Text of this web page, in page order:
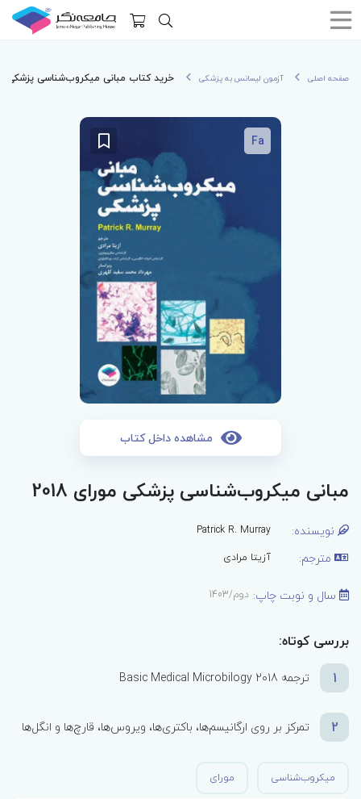
صفحه اصلی آزمون لیسانس به پزشکی خرید کتاب مبانی میکروب‌شناسی پزشکی
Fa
مشاهده داخل کتاب
مبانی میکروب‌شناسی پزشکی مورای 2018
نویسنده: Patrick R. Murray
مترجم: آزیتا مرادی
سال و نوبت چاپ: دوم/1403
بررسی کوتاه:
1
ترجمه 2018 Basic Medical Microbilogy
2 تمرکز بر روی ارگانیسم‌ها، باکتری‌ها، ویروس‌ها، قارچ‌ها و انگل‌ها
میکروب‌شناسی مورای